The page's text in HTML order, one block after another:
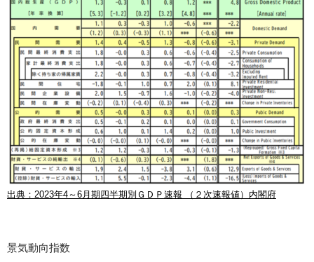
出典：2023年4～6月期四半期別ＧＤＰ速報 （２次速報値）内閣府
景気動向指数